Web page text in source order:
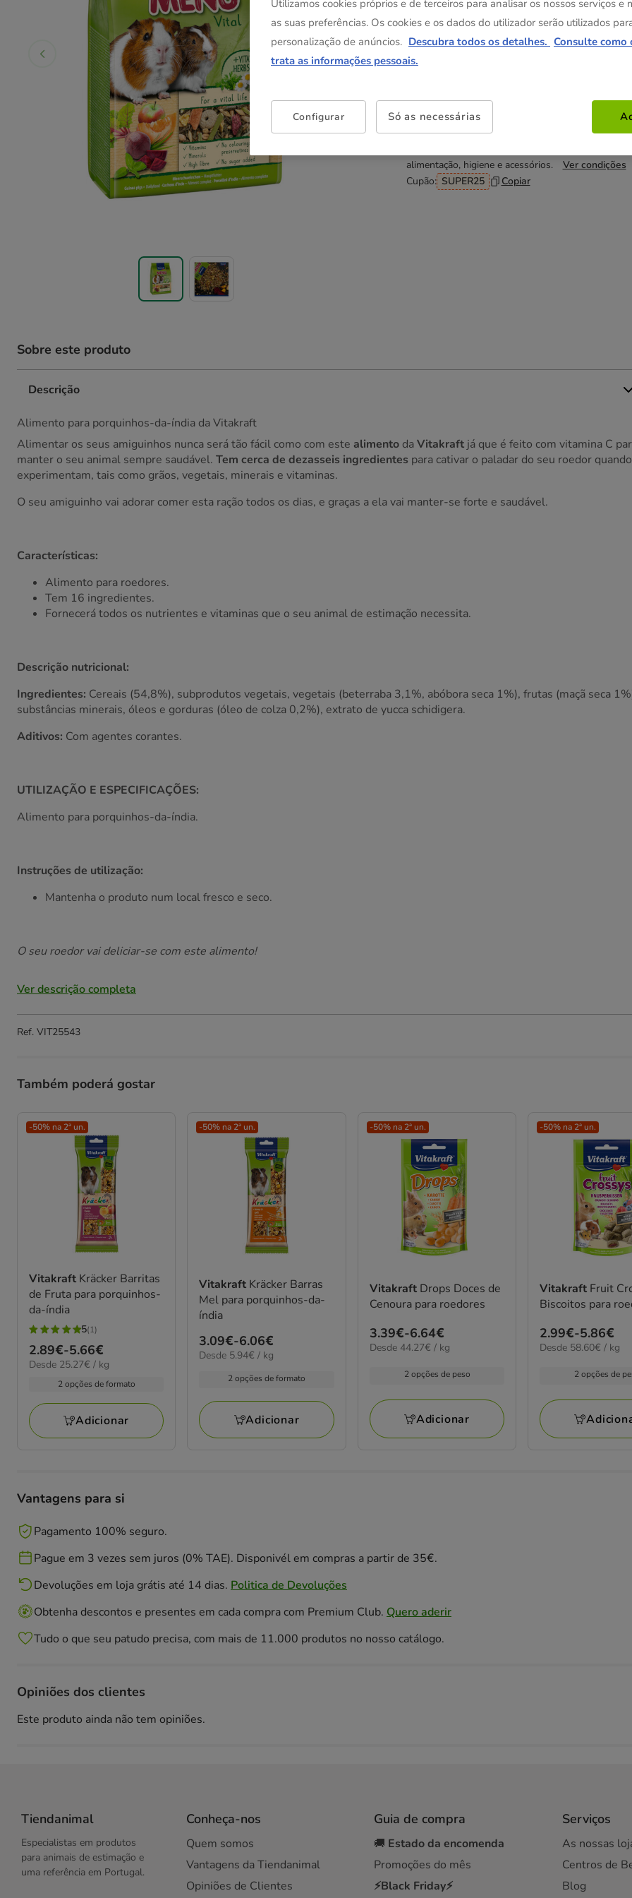
5 kg
-25% na 2ª un.
(5.39€ / kg)
Não perca esta promoção
alimentação, higiene e acessórios.
Ver condições
Cupão: SUPER25 Copiar
Sobre este produto
Descrição
Alimento para porquinhos-da-índia da Vitakraft
Alimentar os seus amiguinhos nunca será tão fácil como com este alimento daVitakraft já que é feito com vitamina C
manter o seu animal sempre saudável. Tem cerca de dezasseis ingredientes para cativar o paladar do seu roedor
experimentam, tais como grãos, vegetais, minerais e vitaminas.
O seu amiguinho vai adorar comer esta ração todos os dias, e graças a ela vai manter-se forte e saudável.
Características:
Alimento para roedores.
Tem 16 ingredientes.
Fornecerá todos os nutrientes e vitaminas que o seu animal de estimação necessita.
Descrição nutricional:
Ingredientes: Cereais (54,8%), subprodutos vegetais, vegetais (beterraba 3,1%, abóbora seca 1%), frutas (maçã seca
substâncias minerais, óleos e gorduras (óleo de colza 0,2%), extrato de yucca schidigera.
Aditivos: Com agentes corantes.
UTILIZAÇÃO E ESPECIFICAÇÕES:
Alimento para porquinhos-da-índia.
Instruções de utilização:
Mantenha o produto num local fresco e seco.
O seu roedor vai deliciar-se com este alimento!
Ver descrição completa
Ref. VIT25543
Também poderá gostar
-50% na 2ª un.
Vitakraft Kräcker Barritas
de Fruta para porquinhos-
da-índia
5
estrelas
com
avaliações
5(1)
Preço
de
2.89€
5.66€
2.89€-5.66€
25.27€
Desde 25.27€ / kg
2 opções de formato
Adicionar
-50% na 2ª un.
Vitakraft Kräcker Barras
Mel para porquinhos-da-
índia
Preço
de
3.09€
6.06€
3.09€-6.06€
5.94€
Desde 5.94€ / kg
2 opções de formato
Adicionar
-50% na 2ª un.
Vitakraft Drops Doces de
Cenoura para roedores
Preço
de
6.64€
3.39€-6.64€
44.27€
Desde 44.27€ / kg
2 opções de peso
Adicionar
-50% na 2ª un.
Vitakraft Fruit
Biscoitos para
Preço
de
5.86€
2.99€-5.86€
58.60€
Desde 58.60€ / kg
2 opções de
Vantagens para si
Pagamento 100% seguro.
Pague em 3 vezes sem juros (0% TAE). Disponivél em compras a partir de 35€.
Devoluções em loja grátis até 14 dias. Politica de Devoluções
Obtenha descontos e presentes em cada compra com Premium Club. Quero aderir
Tudo o que seu patudo precisa, com mais de 11.000 produtos no nosso catálogo.
Opiniões dos clientes
Este produto ainda não tem opiniões.
Tiendanimal
Especialistas em produtos
para animais de estimação e
uma referência em Portugal.
Conheça-nos
Quem somos
Vantagens da Tiendanimal
Opiniões de Clientes
Guia de compra
🚚 Estado da encomenda
Promoções do mês
⚡Black Friday⚡
Serviços
As nossas
Centros de
Blog
Utilizamos cookies próprios e de terceiros para analisar os nossos serviços e
as suas preferências. Os cookies e os dados do utilizador serão utilizados
personalização de anúncios. Descubra todos os detalhes. Consulte como
trata as informações pessoais.
Configurar Só as necessárias